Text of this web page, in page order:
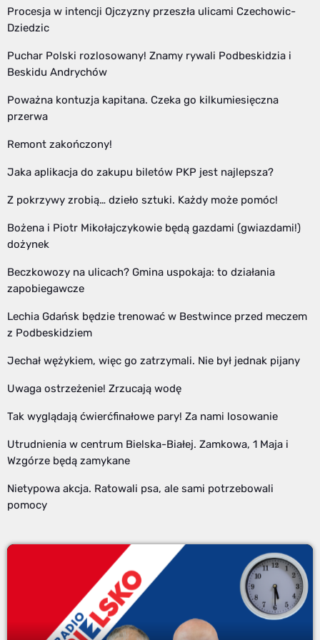
Procesja w intencji Ojczyzny przeszła ulicami Czechowic-
Dziedzic
Puchar Polski rozlosowany! Znamy rywali Podbeskidzia i
Beskidu Andrychów
Poważna kontuzja kapitana. Czeka go kilkumiesięczna
przerwa
Remont zakończony!
Jaka aplikacja do zakupu biletów PKP jest najlepsza?
Z pokrzywy zrobią… dzieło sztuki. Każdy może pomóc!
Bożena i Piotr Mikołajczykowie będą gazdami (gwiazdami!)
dożynek
Beczkowozy na ulicach? Gmina uspokaja: to działania
zapobiegawcze
Lechia Gdańsk będzie trenować w Bestwince przed meczem
z Podbeskidziem
Jechał wężykiem, więc go zatrzymali. Nie był jednak pijany
Uwaga ostrzeżenie! Zrzucają wodę
Tak wyglądają ćwierćfinałowe pary! Za nami losowanie
Utrudnienia w centrum Bielska-Białej. Zamkowa, 1 Maja i
Wzgórze będą zamykane
Nietypowa akcja. Ratowali psa, ale sami potrzebowali
pomocy